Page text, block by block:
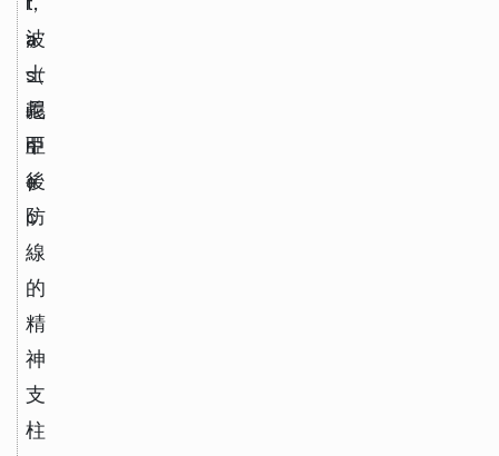
a
s
i
n
a
c
a
（
義
甲
）
波
士
尼
亞
後
防
線
的
精
神
支
柱